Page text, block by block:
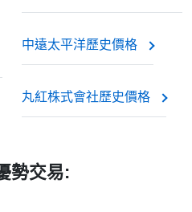
中遠太平洋歷史價格
丸紅株式會社歷史價格
勢交易: